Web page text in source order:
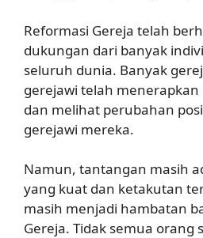
Reformasi Gereja telah
dukungan dari banyak
seluruh dunia. Banyak
gerejawi telah
dan melihat perubahan
gerejawi mereka.
Namun, tantangan masih
yang kuat dan ketakutan
masih menjadi hambatan
Gereja. Tidak semua orang